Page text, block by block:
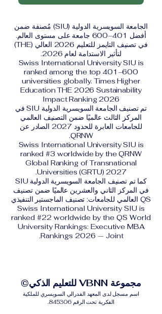
الجامعة السويسرية الدولية (SIU) مُصنفة ضمن
أفضل 401–600 جامعة على مستوى العالم.
في تصنيف التايمز للتعليم 2026 العالي (THE)
لتأثير الاستدامة لعام 2026.
Swiss International University SIU is
ranked among the top 401–600
universities globally. Times Higher
Education THE 2026 Sustainability
Impact Ranking 2026
تم تصنيف الجامعة السويسرية الدولية SIU في
المركز الثالث عالميًا ضمن التصنيف العالمي
للجامعات العابرة للحدود 2027 الصادر عن
QRNW.
Swiss International University SIU is
ranked #3 worldwide by the QRNW
Global Ranking of Transnational
Universities (GRTU) 2027.
كما تم تصنيف الجامعة السويسرية الدولية SIU
في المركز الثاني والعشرين عالميًا ضمن تصنيف
QS العالمي للجامعات: تصنيف الماجستير التنفيذي
Swiss International University SIU is
ranked #22 worldwide by the QS World
University Rankings: Executive MBA
Rankings 2026 — Joint.
مجموعة VBNN للتعليم الذكي©
اسم مسجل لدى المعهد الفدرالي السويسري للملكية
الفكرية تحت الرقم 845306.